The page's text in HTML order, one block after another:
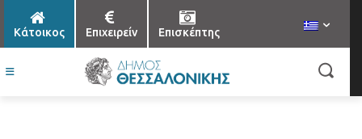
Κάτοικος Επιχειρείν Επισκέπτης